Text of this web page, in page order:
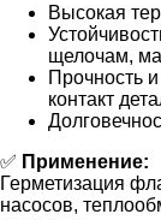
Высокая
щелочам,
Прочность
контакт
✅ Применение:
Герметизация
насосов,